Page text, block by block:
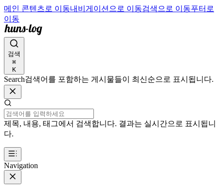
메인 콘텐츠로 이동내비게이션으로 이동검색으로 이동푸터로
이동
검색
⌘
K
Search검색어를 포함하는 게시물들이 최신순으로 표시됩니다.
제목, 내용, 태그에서 검색합니다. 결과는 실시간으로 표시됩니
다.
Navigation